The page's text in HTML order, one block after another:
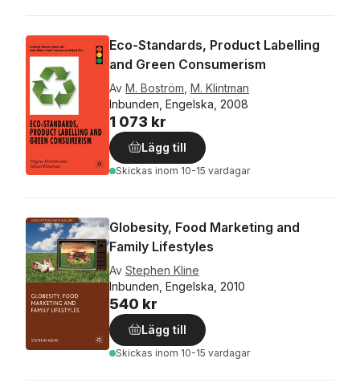
Eco-Standards, Product Labelling
and Green Consumerism
Av M. Boström M. Klintman
Inbunden, Engelska, 2008
1 073 kr
Lägg till
Skickas inom 10-15 vardagar
Globesity, Food Marketing and
Family Lifestyles
Av Stephen Kline
Inbunden, Engelska, 2010
540 kr
Lägg till
Skickas inom 10-15 vardagar